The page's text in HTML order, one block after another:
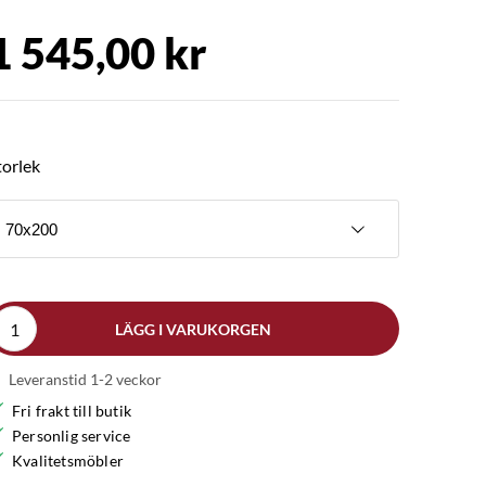
545,00 kr
70x200
LÄGG I VARUKORGEN
Leveranstid 1-2 veckor
Fri frakt till butik
Personlig service
Kvalitetsmöbler